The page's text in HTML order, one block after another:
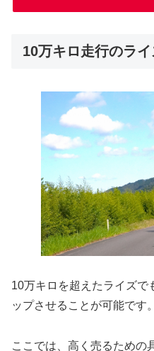
10万キロ走行のラ
10万キロを超えたライズで
ップさせることが可能です。
ここでは、高く売るための